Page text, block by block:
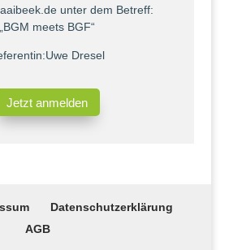
unter dem Betreff:
„BGM meets BGF“
Dresel
Jetzt anmelden
Datenschutzerklärung
AGB